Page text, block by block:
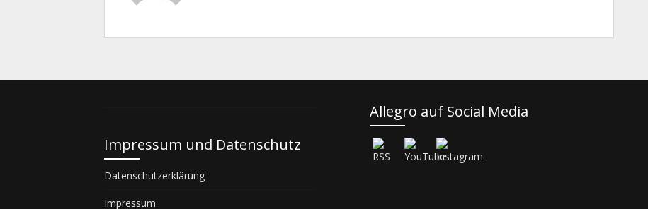
Impressum und Datenschutz
Datenschutzerklärung
Impressum
Allegro auf Social Media